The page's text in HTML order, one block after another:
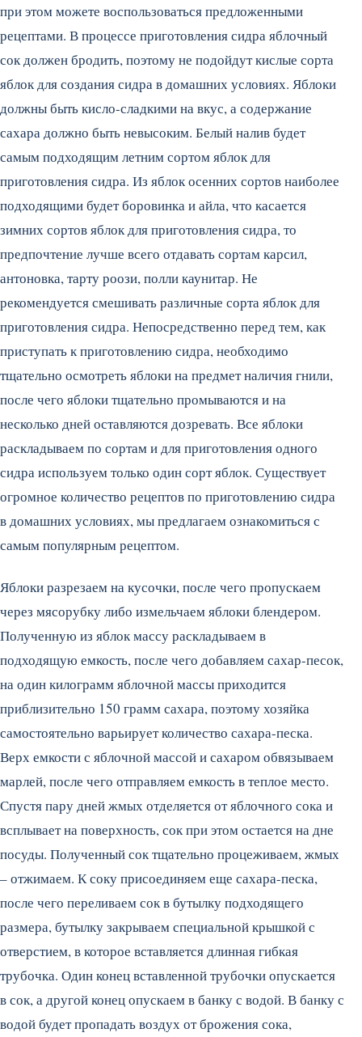
при этом можете воспользоваться предложенными
рецептами. В процессе приготовления сидра яблочный
сок должен бродить, поэтому не подойдут кислые сорта
яблок для создания сидра в домашних условиях. Яблоки
должны быть кисло-сладкими на вкус, а содержание
сахара должно быть невысоким. Белый налив будет
самым подходящим летним сортом яблок для
приготовления сидра. Из яблок осенних сортов наиболее
подходящими будет боровинка и айла, что касается
зимних сортов яблок для приготовления сидра, то
предпочтение лучше всего отдавать сортам карсил,
антоновка, тарту роози, полли каунитар. Не
рекомендуется смешивать различные сорта яблок для
приготовления сидра. Непосредственно перед тем, как
приступать к приготовлению сидра, необходимо
тщательно осмотреть яблоки на предмет наличия гнили,
после чего яблоки тщательно промываются и на
несколько дней оставляются дозревать. Все яблоки
раскладываем по сортам и для приготовления одного
сидра используем только один сорт яблок. Существует
огромное количество рецептов по приготовлению сидра
в домашних условиях, мы предлагаем ознакомиться с
самым популярным рецептом.
Яблоки разрезаем на кусочки, после чего пропускаем
через мясорубку либо измельчаем яблоки блендером.
Полученную из яблок массу раскладываем в
подходящую емкость, после чего добавляем сахар-песок,
на один килограмм яблочной массы приходится
приблизительно 150 грамм сахара, поэтому хозяйка
самостоятельно варьирует количество сахара-песка.
Верх емкости с яблочной массой и сахаром обвязываем
марлей, после чего отправляем емкость в теплое место.
Спустя пару дней жмых отделяется от яблочного сока и
всплывает на поверхность, сок при этом остается на дне
посуды. Полученный сок тщательно процеживаем, жмых
– отжимаем. К соку присоединяем еще сахара-песка,
после чего переливаем сок в бутылку подходящего
размера, бутылку закрываем специальной крышкой с
отверстием, в которое вставляется длинная гибкая
трубочка. Один конец вставленной трубочки опускается
в сок, а другой конец опускаем в банку с водой. В банку с
водой будет пропадать воздух от брожения сока,